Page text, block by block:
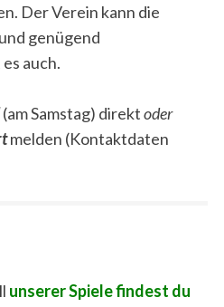
Der Verein kann die
genügend
auch.
(am Samstag) direktoder
melden (Kontaktdaten
unserer Spiele findest du